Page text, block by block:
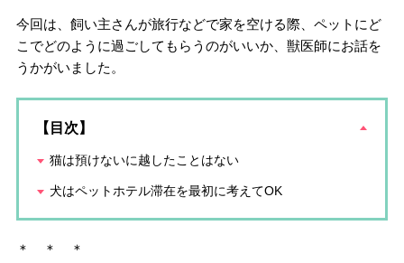
今回は、飼い主さんが旅行などで家を空ける際、ペットにど
こでどのように過ごしてもらうのがいいか、獣医師にお話を
うかがいました。
【目次】
猫は預けないに越したことはない
犬はペットホテル滞在を最初に考えてOK
＊ ＊ ＊